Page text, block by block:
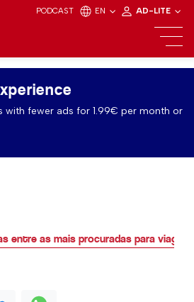
PODCAST EN AD-LITE
with fewer ads for 1.99€ per month or
entre as mais procuradas para